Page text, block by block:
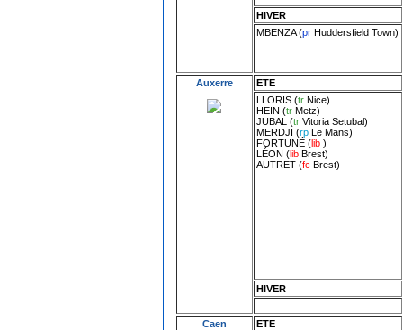
HIVER
MBENZA(pr Huddersfield Town)
Auxerre
ETE
LLORIS(tr Nice)
HEIN (tr Metz)
JUBAL (tr Vitoria Setubal)
MERDJI (rp Le Mans)
FORTUNÉ(lib )
LÉON (lib Brest)
AUTRET(fc Brest)
HIVER
Caen
ETE